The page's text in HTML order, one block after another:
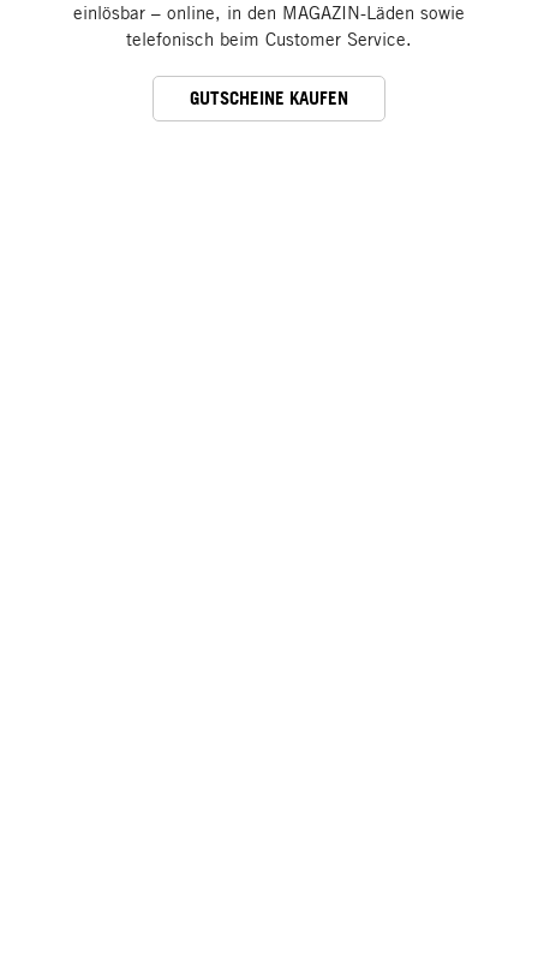
einlösbar – online, in den MAGAZIN-Läden sowie
telefonisch beim Customer Service.
GUTSCHEINE KAUFEN